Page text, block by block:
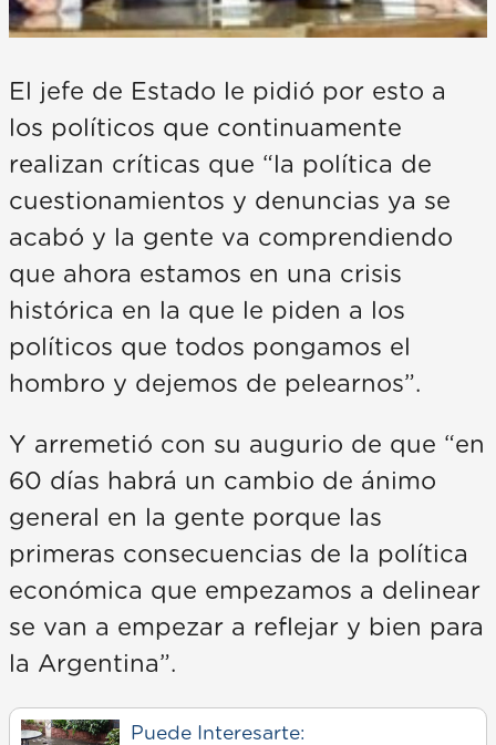
El jefe de Estado le pidió por esto a
los políticos que continuamente
realizan críticas que “la política de
cuestionamientos y denuncias ya se
acabó y la gente va comprendiendo
que ahora estamos en una crisis
histórica en la que le piden a los
políticos que todos pongamos el
hombro y dejemos de pelearnos”.
Y arremetió con su augurio de que “en
60 días habrá un cambio de ánimo
general en la gente porque las
primeras consecuencias de la política
económica que empezamos a delinear
se van a empezar a reflejar y bien para
la Argentina”.
Puede Interesarte: